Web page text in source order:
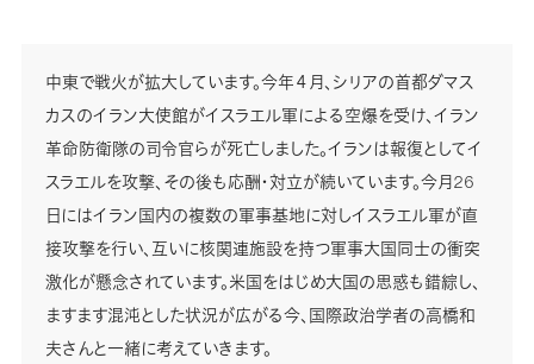
中東で戦火が拡大しています。今年４月、シリアの首都ダマス
カスのイラン大使館がイスラエル軍による空爆を受け、イラン
革命防衛隊の司令官らが死亡しました。イランは報復としてイ
スラエルを攻撃、その後も応酬・対立が続いています。今月26
日にはイラン国内の複数の軍事基地に対しイスラエル軍が直
接攻撃を行い、互いに核関連施設を持つ軍事大国同士の衝突
激化が懸念されています。米国をはじめ大国の思惑も錯綜し、
ますます混沌とした状況が広がる今、国際政治学者の高橋和
夫さんと一緒に考えていきます。